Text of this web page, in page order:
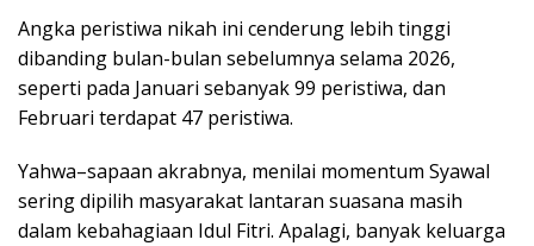
Angka peristiwa nikah ini cenderung lebih tinggi
dibanding bulan-bulan sebelumnya selama 2026,
seperti pada Januari sebanyak 99 peristiwa, dan
Februari terdapat 47 peristiwa.
Yahwa–sapaan akrabnya, menilai momentum Syawal
sering dipilih masyarakat lantaran suasana masih
dalam kebahagiaan Idul Fitri. Apalagi, banyak keluarga